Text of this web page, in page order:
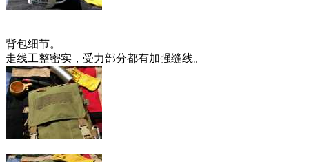
背包细节。
走线工整密实，受力部分都有加强缝线。